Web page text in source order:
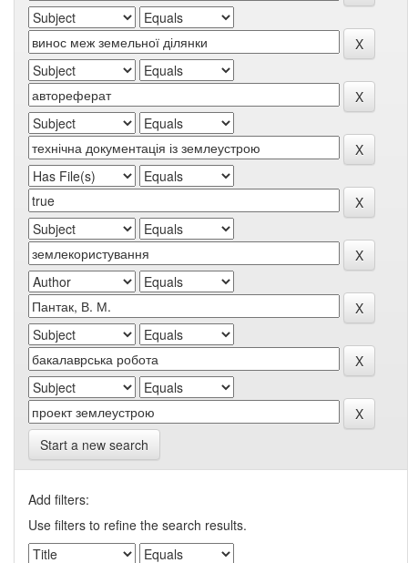
Start a new search
Add filters:
Use filters to refine the search results.